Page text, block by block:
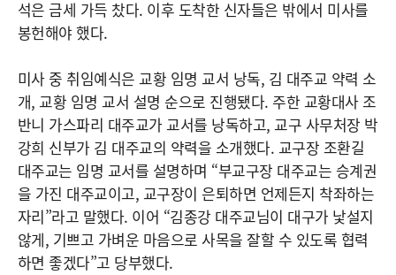
석은 금세 가득 찼다. 이후 도착한 신자들은 밖에서 미사를
봉헌해야 했다.
미사 중 취임예식은 교황 임명 교서 낭독, 김 대주교 약력 소
개, 교황 임명 교서 설명 순으로 진행됐다. 주한 교황대사 조
반니 가스파리 대주교가 교서를 낭독하고, 교구 사무처장 박
강희 신부가 김 대주교의 약력을 소개했다. 교구장 조환길
대주교는 임명 교서를 설명하며 “부교구장 대주교는 승계권
을 가진 대주교이고, 교구장이 은퇴하면 언제든지 착좌하는
자리”라고 말했다. 이어 “김종강 대주교님이 대구가 낯설지
않게, 기쁘고 가벼운 마음으로 사목을 잘할 수 있도록 협력
하면 좋겠다”고 당부했다.